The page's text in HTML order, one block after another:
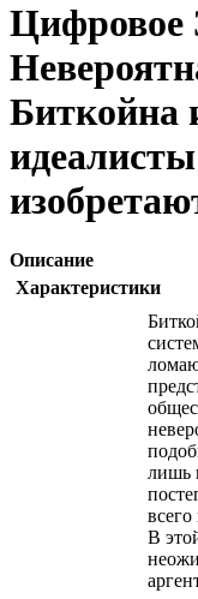
Цифровое
Биткойна
Описание
Характеристики
лишь
В